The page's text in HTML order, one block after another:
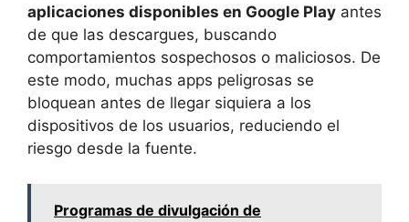
aplicaciones disponibles en Google Play antes
de que las descargues, buscando
comportamientos sospechosos o maliciosos. De
este modo, muchas apps peligrosas se
bloquean antes de llegar siquiera a los
dispositivos de los usuarios, reduciendo el
riesgo desde la fuente.
Programas de divulgación de